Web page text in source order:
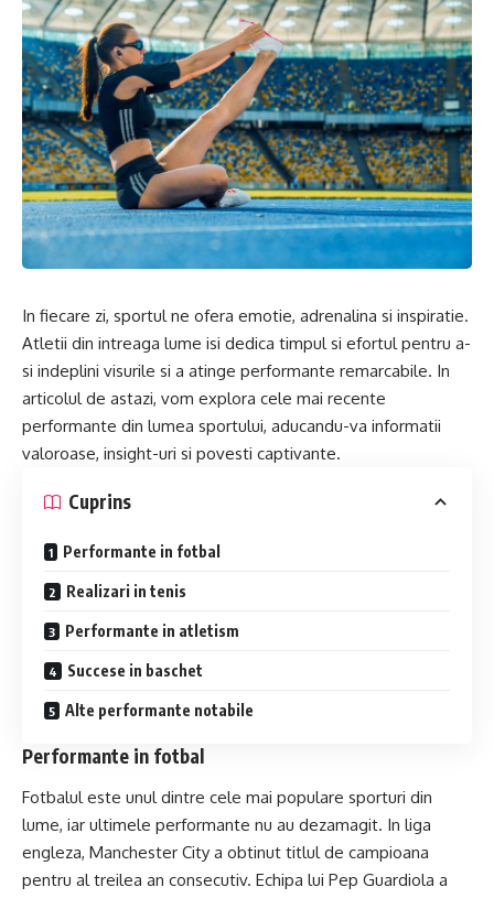
In fiecare zi, sportul ne ofera emotie, adrenalina si inspiratie.
Atletii din intreaga lume isi dedica timpul si efortul pentru a-
si indeplini visurile si a atinge performante remarcabile. In
articolul de astazi, vom explora cele mai recente
performante din lumea sportului, aducandu-va informatii
valoroase, insight-uri si povesti captivante.
Cuprins
Performante in fotbal
Realizari in tenis
Performante in atletism
Succese in baschet
Alte performante notabile
Performante in fotbal
Fotbalul este unul dintre cele mai populare sporturi din
lume, iar ultimele performante nu au dezamagit. In liga
engleza, Manchester City a obtinut titlul de campioana
pentru al treilea an consecutiv. Echipa lui Pep Guardiola a